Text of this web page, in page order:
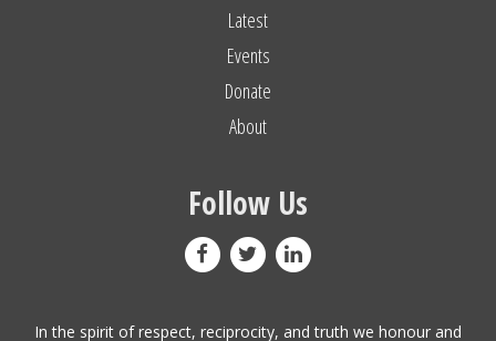
Latest
Events
Donate
About
Follow Us
In the spirit of respect, reciprocity, and truth we honour and